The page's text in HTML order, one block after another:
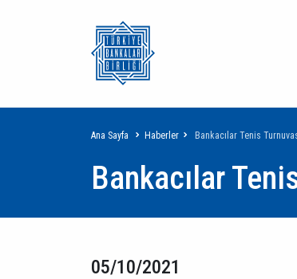
Sayfa
yolu
Ana Sayfa Haberler Bankacılar Tenis
Bankacılar
05/10/2021